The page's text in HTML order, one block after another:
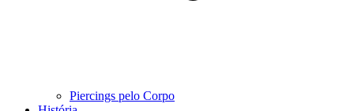
Piercings pelo Corpo